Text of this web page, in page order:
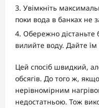
Увімкніть
поки вода в банках не
Обережно дістаньте
вилийте воду. Дайте
Цей спосіб швидкий,
обсягів. До того ж,
нерівномірним
недостатньою. Тож